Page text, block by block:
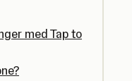
med Tap to